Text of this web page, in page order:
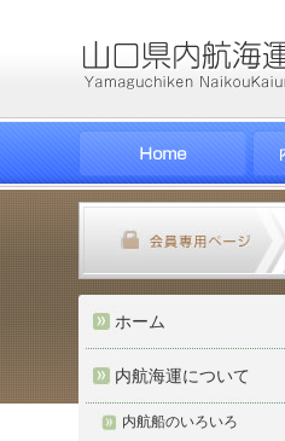
ホーム
内航海運について
内航船のいろいろ